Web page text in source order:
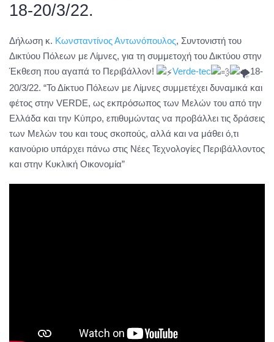
18-20/3/22.
Δήλωση κ. Κωνσταντίνος Αντωνόπουλος, Συντονιστή του
Δικτύου Πόλεων με Λίμνες, για τη συμμετοχή του Δικτύου στην
Έκθεση που αγαπά το Περιβάλλον!
Verde-tec
18-
20/3/22. “Το Δίκτυο Πόλεων με Λίμνες συμμετέχει δυναμικά και
φέτος στην VERDE, ως εκπρόσωπος των Μελών του από την
Ελλάδα και την Κύπρο, επιθυμώντας να προβάλλει τις δράσεις
των Μελών του και τους σκοπούς, αλλά και να μάθει ό,τι
καινούριο υπάρχει πάνω στις Νέες Τεχνολογίες Περιβάλλοντος
και στην Κυκλική Οικονομία”